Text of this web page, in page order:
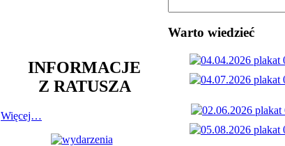
INFORMACJE
Z RATUSZA
Więcej…
Warto wiedzieć